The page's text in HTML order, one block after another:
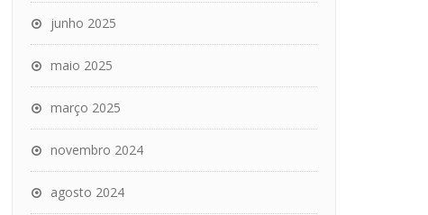
junho 2025
maio 2025
março 2025
novembro 2024
agosto 2024